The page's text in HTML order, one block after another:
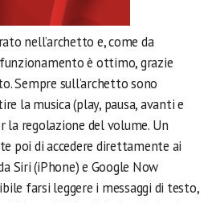
nell’archetto e, come da
è ottimo, grazie
Sempre sull’archetto sono
la musica (play, pausa, avanti e
la regolazione del volume. Un
poi di accedere direttamente ai
Siri (iPhone) e Google Now
farsi leggere i messaggi di testo,